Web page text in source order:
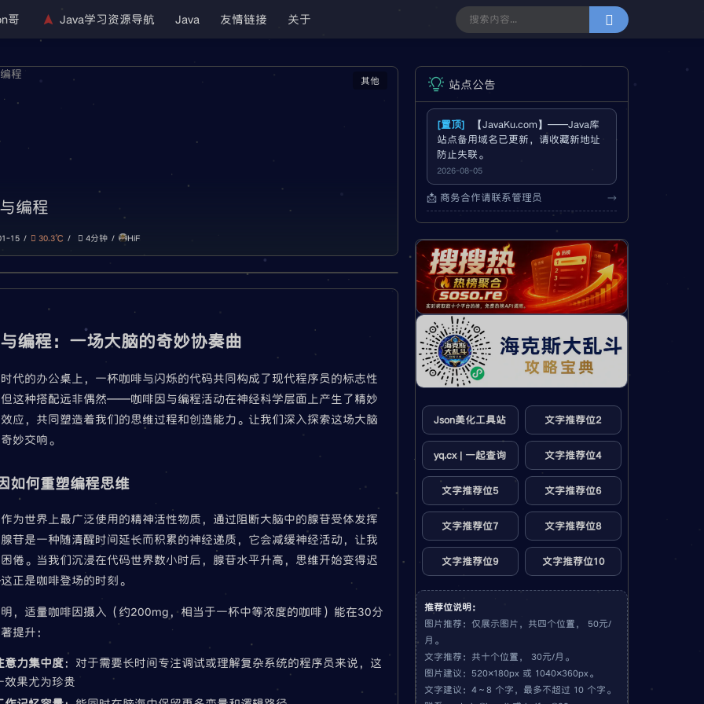
哥 Java学习资源导航 Java 友情链接 关于
其他
编程
15 30.3℃ 4分钟 HiF
编程：一场大脑的奇妙协奏曲
代的办公桌上，一杯咖啡与闪烁的代码共同构成了现代程序员的标志性
这种搭配远非偶然——咖啡因与编程活动在神经科学层面上产生了精妙
应，共同塑造着我们的思维过程和创造能力。让我们深入探索这场大脑
妙交响。
如何重塑编程思维
为世界上最广泛使用的精神活性物质，通过阻断大脑中的腺苷受体发挥
苷是一种随清醒时间延长而积累的神经递质，它会减缓神经活动，让我
倦。当我们沉浸在代码世界数小时后，腺苷水平升高，思维开始变得迟
正是咖啡登场的时刻。
，适量咖啡因摄入（约200mg，相当于一杯中等浓度的咖啡）能在30分
提升：
意力集中度：对于需要长时间专注调试或理解复杂系统的程序员来说，这
效果尤为珍贵
站点公告
[置顶]
【JavaKu.com】——Java库
站点备用域名已更新，请收藏新地址
防止失联。
2026-08-05
📩 商务合作请联系管理员 →
Json美化工具站 文字推荐位2
yq.cx | 一起查询 文字推荐位4
文字推荐位5 文字推荐位6
文字推荐位7 文字推荐位8
文字推荐位9 文字推荐位10
推荐位说明：
图片推荐：仅展示图片，共四个位置， 50元/
月。
文字推荐：共十个位置， 30元/月。
图片建议：520×180px 或 1040×360px。
文字建议：4～8 个字，最多不超过 10 个字。